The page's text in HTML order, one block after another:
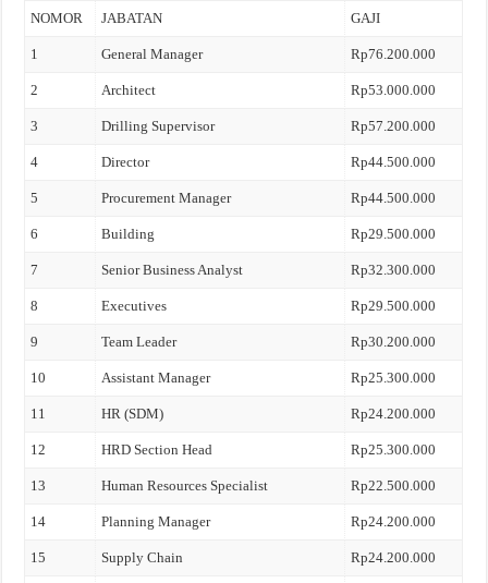
NOMOR JABATAN GAJI
1 General Manager Rp76.200.000
2 Architect Rp53.000.000
3 Drilling Supervisor Rp57.200.000
4 Director Rp44.500.000
5 Procurement Manager Rp44.500.000
6 Building Rp29.500.000
7 Senior Business Analyst Rp32.300.000
8 Executives Rp29.500.000
9 Team Leader Rp30.200.000
10 Assistant Manager Rp25.300.000
11 HR (SDM) Rp24.200.000
12 HRD Section Head Rp25.300.000
13 Human Resources Specialist Rp22.500.000
14 Planning Manager Rp24.200.000
15 Supply Chain Rp24.200.000